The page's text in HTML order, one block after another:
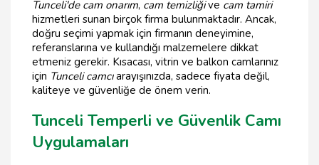
Tunceli'de cam onarım, cam temizliğive cam tamiri
hizmetleri sunan birçok firma bulunmaktadır. Ancak,
doğru seçimi yapmak için firmanın deneyimine,
referanslarına ve kullandığı malzemelere dikkat
etmeniz gerekir. Kısacası, vitrin ve balkon camlarınız
için Tunceli camcıarayışınızda, sadece fiyata değil,
kaliteye ve güvenliğe de önem verin.
Tunceli Temperli ve Güvenlik Camı
Uygulamaları